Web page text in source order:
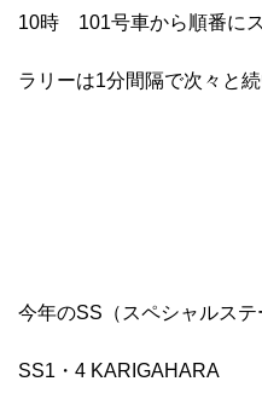
10時 101号車から順番にス
ラリーは1分間隔で次々と続
今年のSS（スペシャルステ
SS1・4 KARIGAHARA